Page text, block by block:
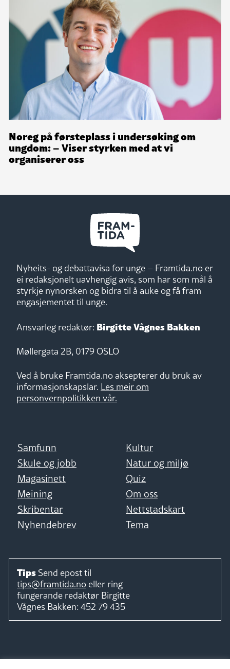
Noreg på førsteplass i undersøking om
ungdom: – Viser styrken med at vi
organiserer oss
Nyheits- og debattavisa for unge – Framtida.no er
ei redaksjonelt uavhengig avis, som har som mål å
styrkje nynorsken og bidra til å auke og få fram
engasjementet til unge.
Ansvarleg redaktør: Birgitte Vågnes Bakken
Møllergata 2B, 0179 OSLO
Ved å bruke Framtida.no aksepterer du bruk av
informasjonskapslar. Les meir om
personvernpolitikken vår.
Samfunn
Kultur
Skule og jobb
Natur og miljø
Magasinett
Quiz
Meining
Om oss
Skribentar
Nettstadskart
Nyhendebrev
Tema
Tips Send epost til
tips@framtida.no eller ring
fungerande redaktør Birgitte
Vågnes Bakken: 452 79 435